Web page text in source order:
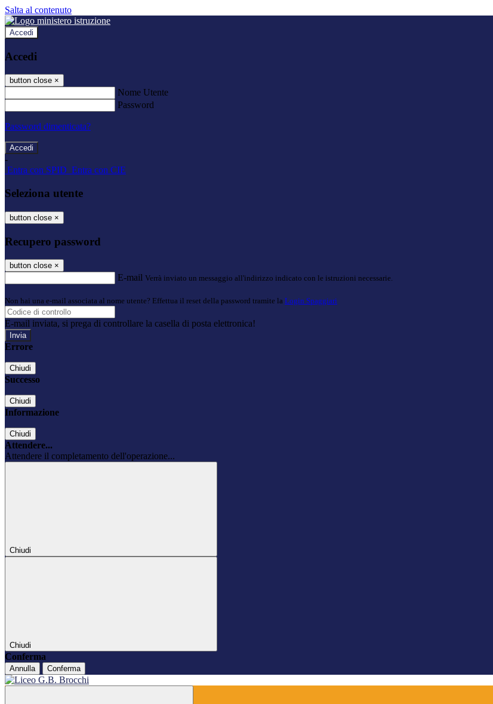
Salta al contenuto
Accedi
Accedi
button close ×
Nome Utente
Password
Password dimenticata?
-
Entra con SPID Entra con CIE
Seleziona utente
button close ×
Recupero password
button close ×
E-mail Verrà inviato un messaggio all'indirizzo indicato con le istruzioni necessarie.
Non hai una e-mail associata al nome utente? Effettua il reset della password tramite la Login Spaggiari
E-mail inviata, si prega di controllare la casella di posta elettronica!
Errore
Chiudi
Successo
Chiudi
Informazione
Chiudi
Attendere...
Attendere il completamento dell'operazione...
Chiudi
Chiudi
Conferma
Annulla Conferma